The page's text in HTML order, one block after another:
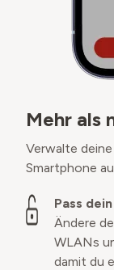
Mehr als
Verwalte
Smartphone
Pass
Ändere
WLANs
damit du